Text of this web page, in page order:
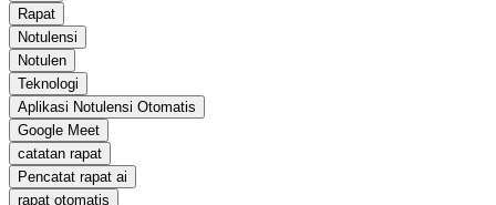
Rapat
Notulensi
Notulen
Teknologi
Aplikasi Notulensi Otomatis
Google Meet
catatan rapat
Pencatat rapat ai
rapat otomatis